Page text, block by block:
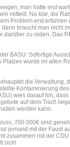
man hätte erst
mitteilt. Na klar, die
Problem erst erfahren
braucht man nicht
darüber zu reden. Das
BASU: Sofortige
wurde im alten
die Verwaltung,
Kontaminierung
wies darauf hin, dass
auf dem Tisch
werden kann.
700.000€ sind
jemand mit der Faust
zusammen mit der
sich!